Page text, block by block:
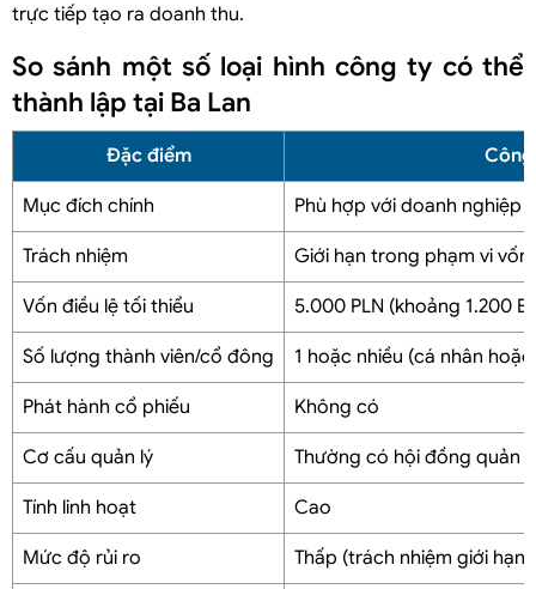
trực tiếp tạo ra doanh thu.
So sánh một số loại hình công ty có thể
thành lập tại Ba Lan
Đặc điểm
Mục đích chính Phù hợp với doanh nghiệp
Trách nhiệm Giới hạn trong phạm vi
Vốn điều lệ tối thiểu 5.000 PLN (khoảng 1.200
Số lượng thành viên/cổ đông 1 hoặc nhiều (cá nhân
Phát hành cổ phiếu Không có
Cơ cấu quản lý Thường có hội đồng quản
Tính linh hoạt Cao
Mức độ rủi ro Thấp (trách nhiệm giới hạn)